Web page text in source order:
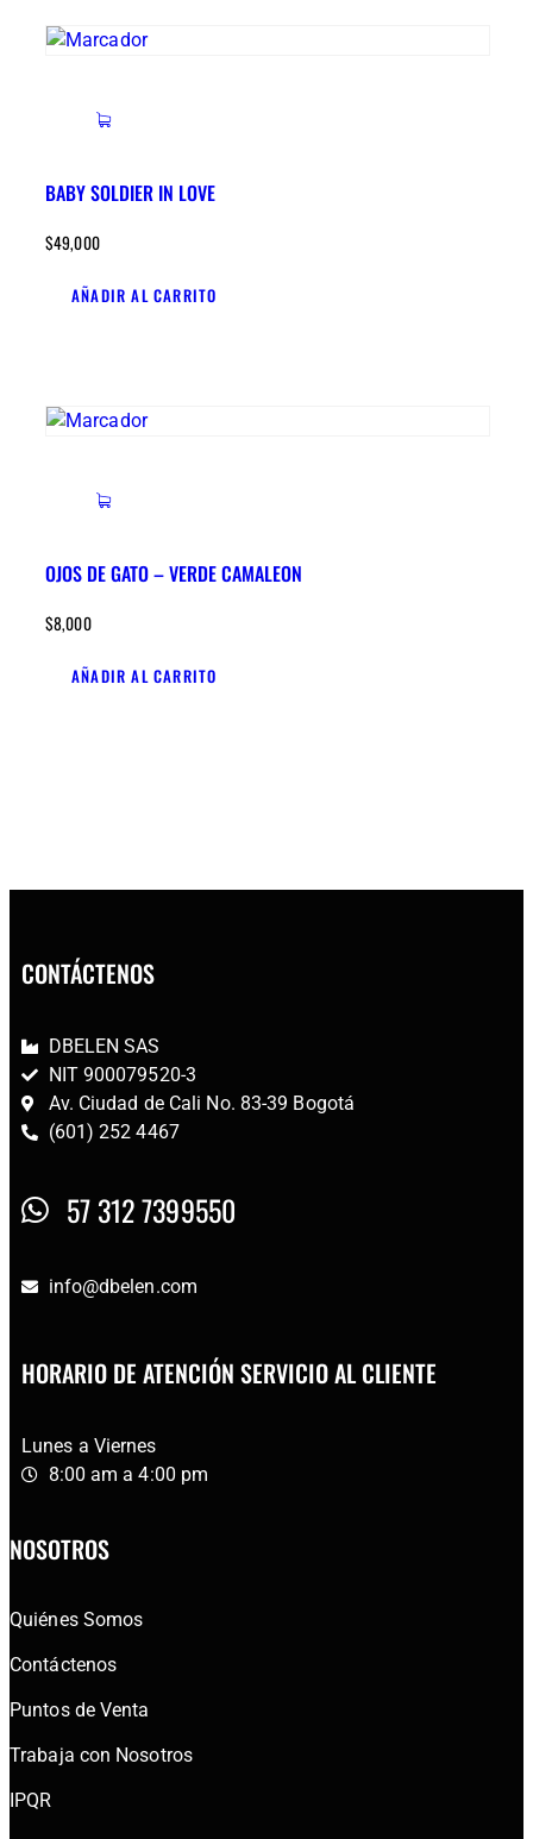
BABY SOLDIER IN LOVE
$49,000
AÑADIR AL CARRITO
OJOS DE GATO – VERDE CAMALEON
$8,000
AÑADIR AL CARRITO
CONTÁCTENOS
DBELEN SAS
NIT 900079520-3
Av. Ciudad de Cali No. 83-39 Bogotá
(601) 252 4467
57 312 7399550
info@dbelen.com
HORARIO DE ATENCIÓN SERVICIO AL CLIENTE
Lunes a Viernes
8:00 am a 4:00 pm
NOSOTROS
Quiénes Somos
Contáctenos
Puntos de Venta
Trabaja con Nosotros
IPQR